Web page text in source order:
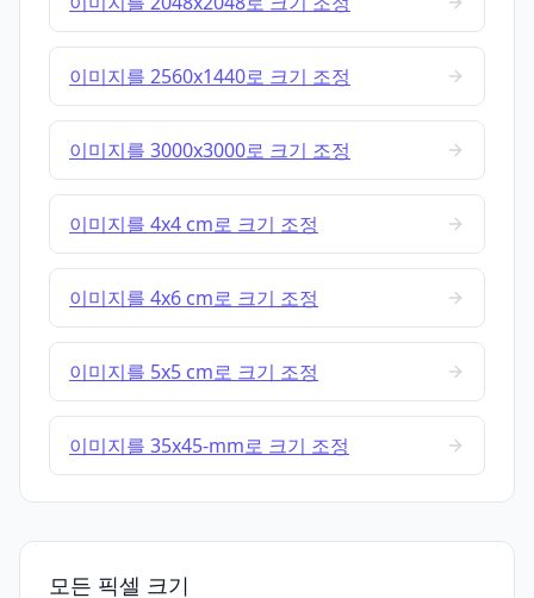
이미지를 2560x1440로 크기 조정
이미지를 3000x3000로 크기 조정
이미지를 4x4 cm로 크기 조정
이미지를 4x6 cm로 크기 조정
이미지를 5x5 cm로 크기 조정
이미지를 35x45-mm로 크기 조정
모든 픽셀 크기